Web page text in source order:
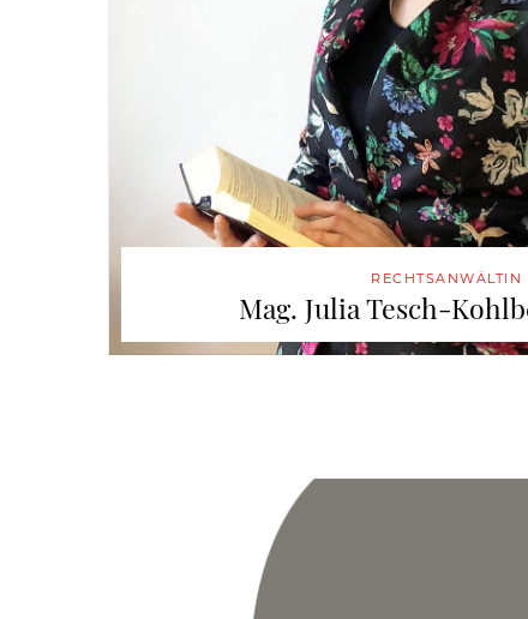
RECHTSANWÄLTIN
Mag. Julia Tesch-